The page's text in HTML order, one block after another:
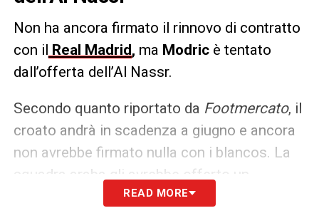
Non ha ancora firmato il rinnovo di contratto
con il Real Madrid, ma Modricè tentato
dall’offerta dell’Al Nassr.
Secondo quanto riportato da Footmercato, il
croato andrà in scadenza a giugno e ancora
non avrebbe firmato nulla con i blancos. La
squadra araba gli avrebbe offerto un
contratto biennale a circa 40 milioni a
READ MORE